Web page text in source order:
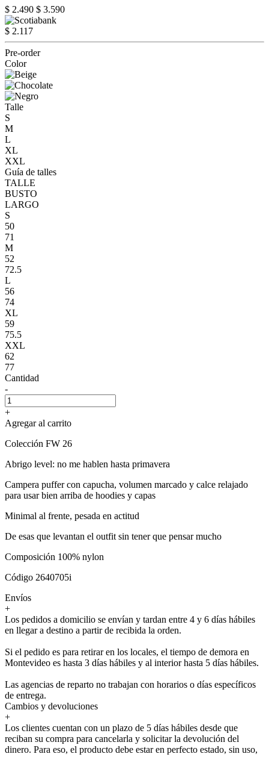
$ 2.490 $ 3.590
$ 2.117
Pre-order
Color
Talle
S
M
L
XL
XXL
Guía de talles
TALLE
BUSTO
LARGO
S
50
71
M
52
72.5
L
56
74
XL
59
75.5
XXL
62
77
Cantidad
-
+
Agregar al carrito
Colección FW 26
Abrigo level: no me hablen hasta primavera
Campera puffer con capucha, volumen marcado y calce relajado
para usar bien arriba de hoodies y capas
Minimal al frente, pesada en actitud
De esas que levantan el outfit sin tener que pensar mucho
Composición 100% nylon
Código 2640705i
Envíos
+
Los pedidos a domicilio se envían y tardan entre 4 y 6 días hábiles
en llegar a destino a partir de recibida la orden.
Si el pedido es para retirar en los locales, el tiempo de demora en
Montevideo es hasta 3 días hábiles y al interior hasta 5 días hábiles.
Las agencias de reparto no trabajan con horarios o días específicos
de entrega.
Cambios y devoluciones
+
Los clientes cuentan con un plazo de 5 días hábiles desde que
reciban su compra para cancelarla y solicitar la devolución del
dinero. Para eso, el producto debe estar en perfecto estado, sin uso,